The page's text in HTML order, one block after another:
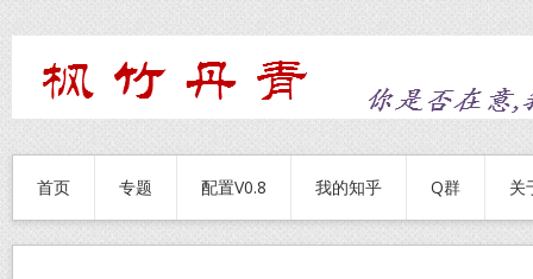
首页 专题 配置V0.8 我的知乎 Q群 关